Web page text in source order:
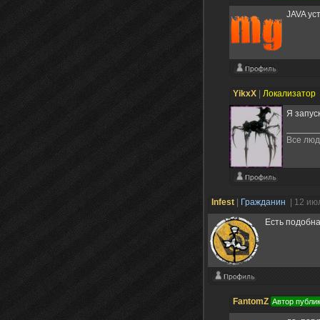
JAVA
YikxX Локализатор
Я
Все
Infest Гражданин
| 12
Есть
FantomZ Автор